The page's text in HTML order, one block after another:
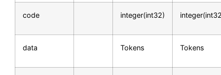
code integer(int32)
data Tokens Tokens